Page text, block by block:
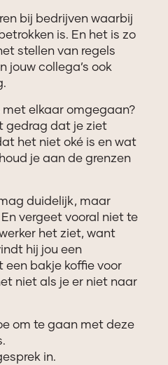
bij bedrijven waarbij
is. En het is zo
stellen van regels
jouw collega’s ook
elkaar omgegaan?
gedrag dat je ziet
het niet oké is en wat
je aan de grenzen
duidelijk, maar
vergeet vooral niet te
het ziet, want
hij jou een
een bakje koffie voor
niet als je er niet naar
om te gaan met deze
in.